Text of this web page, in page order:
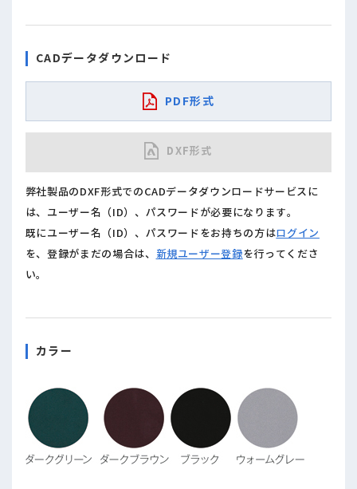
CADデータダウンロード
PDF形式
DXF形式
弊社製品のDXF形式でのCADデータダウンロードサービスに
は、ユーザー名（ID）、パスワードが必要になります。
既にユーザー名（ID）、パスワードをお持ちの方はログイン
を、登録がまだの場合は、 新規ユーザー登録を行ってくださ
い。
カラー